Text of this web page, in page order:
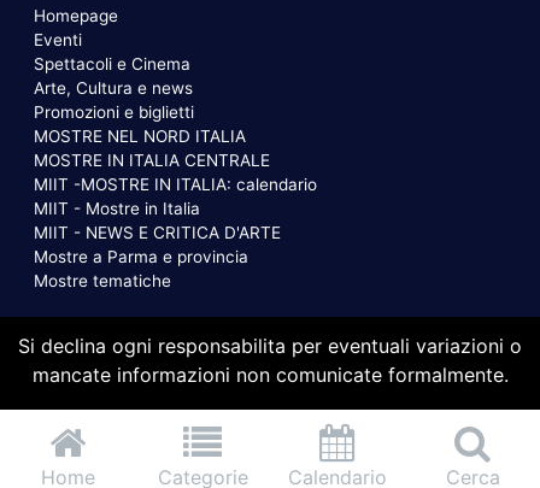
Home Categorie Calendario Cerca
Homepage
Eventi
Spettacoli e Cinema
Arte, Cultura e news
Promozioni e biglietti
MOSTRE NEL NORD ITALIA
MOSTRE IN ITALIA CENTRALE
MIIT -MOSTRE IN ITALIA: calendario
MIIT - Mostre in Italia
MIIT - NEWS E CRITICA D'ARTE
Mostre a Parma e provincia
Mostre tematiche
Si declina ogni responsabilita per eventuali variazioni o
mancate informazioni non comunicate formalmente.